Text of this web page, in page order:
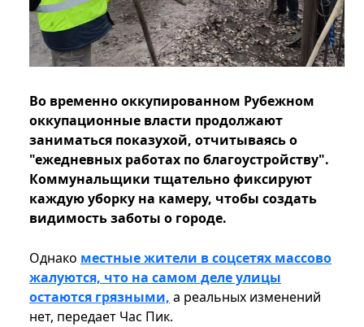
Во временно оккупированном Рубежном
оккупационные власти продолжают
заниматься показухой, отчитываясь о
"ежедневных работах по благоустройству".
Коммунальщики тщательно фиксируют
каждую уборку на камеру, чтобы создать
видимость заботы о городе.
Однако местные жители в соцсетях массово
жалуются, что на самом деле улицы
остаются грязными, а реальных изменений
нет, передает Час Пик.